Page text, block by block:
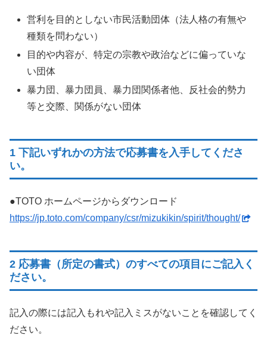
営利を目的としない市民活動団体（法人格の有無や
種類を問わない）
目的や内容が、特定の宗教や政治などに偏っていな
い団体
暴力団、暴力団員、暴力団関係者他、反社会的勢力
等と交際、関係がない団体
1 下記いずれかの方法で応募書を入手してくださ
い。
●TOTO ホームページからダウンロード
https://jp.toto.com/company/csr/mizukikin/spirit/thought/
2 応募書（所定の書式）のすべての項目にご記入く
ださい。
記入の際には記入もれや記入ミスがないことを確認してく
ださい。